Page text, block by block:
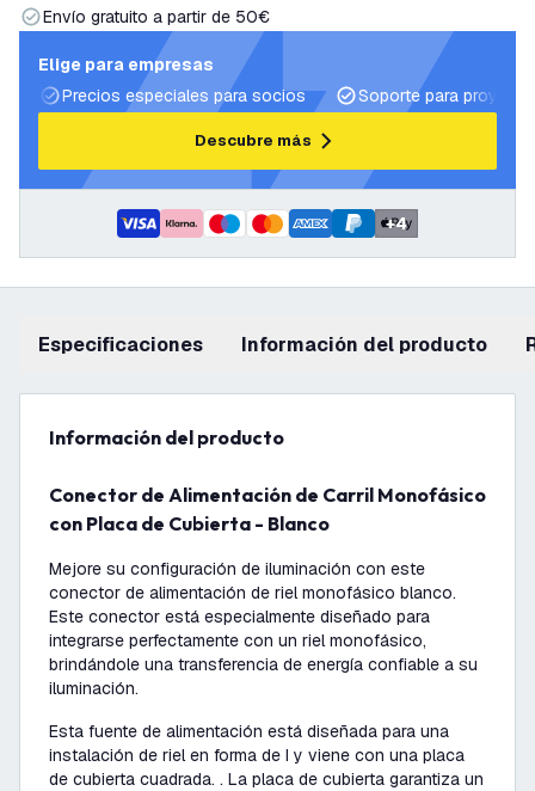
Envío gratuito a partir de 50€
Elige para empresas
Precios especiales para socios
Soporte para
Descubre más
+4
Especificaciones información del producto
información del producto
Conector de Alimentación de Carril Monofásico
con Placa de Cubierta - Blanco
Mejore su configuración de iluminación con este
conector de alimentación de riel monofásico blanco.
Este conector está especialmente diseñado para
integrarse perfectamente con un riel monofásico,
brindándole una transferencia de energía confiable a su
iluminación.
Esta fuente de alimentación está diseñada para una
instalación de riel en forma de I y viene con una placa
de cubierta cuadrada. . La placa de cubierta garantiza un